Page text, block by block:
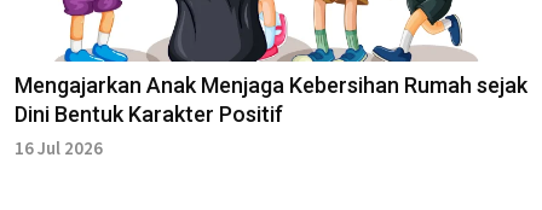
Mengajarkan Anak Menjaga Kebersihan Rumah sejak
Dini Bentuk Karakter Positif
16 Jul 2026